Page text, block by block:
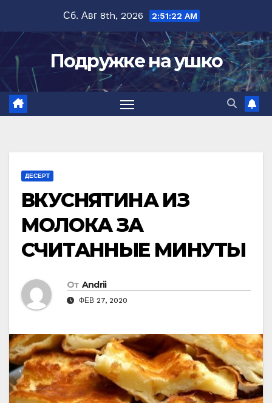
содержимому
Сб. Авг 8th, 2026 2:51:22 AM
Подружке на ушко
ДЕСЕРТ
ВКУСНЯТИНА ИЗ
МОЛОКА ЗА
СЧИТАННЫЕ МИНУТЫ
От Andrii
ФЕВ 27, 2020